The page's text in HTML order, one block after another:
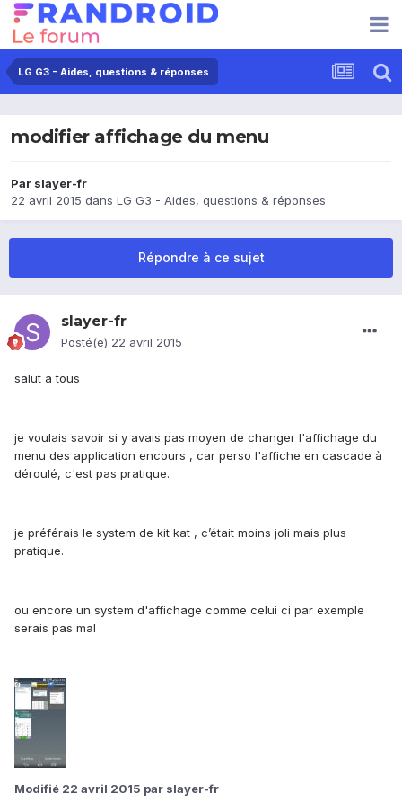
LG G3 - Aides, questions & réponses
modifier affichage du menu
Par slayer-fr
22 avril 2015 dans LG G3 - Aides, questions & réponses
Répondre à ce sujet
slayer-fr
Posté(e) 22 avril 2015
salut a tous
je voulais savoir si y avais pas moyen de changer l'affichage du
menu des application encours , car perso l'affiche en cascade à
déroulé, c'est pas pratique.
je préférais le system de kit kat , c’était moins joli mais plus
pratique.
ou encore un system d'affichage comme celui ci par exemple
serais pas mal
Modifié 22 avril 2015 par slayer-fr